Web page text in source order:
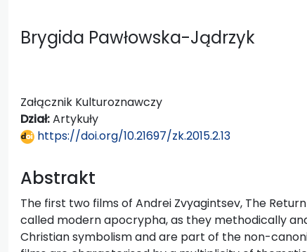
Brygida Pawłowska-Jądrzyk
Załącznik Kulturoznawczy
Dział:Artykuły
https://doi.org/10.21697/zk.2015.2.13
Abstrakt
The first two films of Andrei Zvyagintsev, The
called modern apocrypha, as they methodically
Christian symbolism and are part of the non-